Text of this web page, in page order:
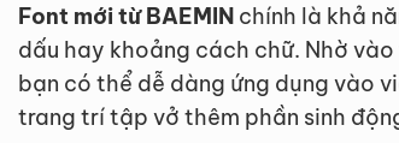
Font mới từ BAEMIN chính là khả
dấu hay khoảng cách chữ. Nhờ
bạn có thể dễ dàng ứng dụng vào
trang trí tập vở thêm phần sinh